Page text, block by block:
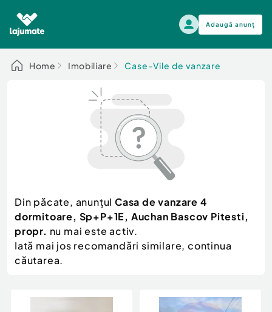
Adaugă anunț
Alege categoria
Auto, moto si ambarcatiuni
Electronice si electrocasnice
Mama si copilul
Moda si frumusete
Sport, timp liber, arta
Agro si Industrie
Auto, moto si ambarcatiuni
Scutere - ATV - UTV
Autoutilitare
Ambarcatiuni
Camioane - Rulote - Remorci
Motociclete
Piese auto si accesorii
Home Imobiliare Case-Vile de vanzare
Din păcate, anunțul Casa de vanzare 4
dormitoare, Sp+P+1E, Auchan Bascov Pitesti,
propr. nu mai este activ.
Iată mai jos recomandări similare, continua
căutarea.